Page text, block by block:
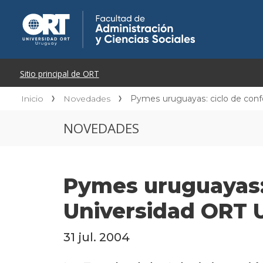
Inicio Novedades Pymes uruguayas: ciclo de
NOVEDADES
Pymes
Universidad ORT
31 jul. 2004